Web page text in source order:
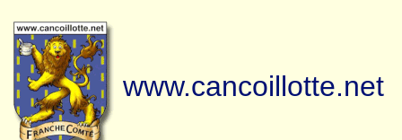
www.cancoillotte.net